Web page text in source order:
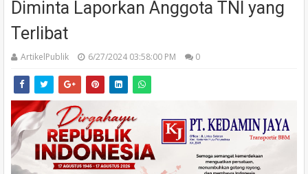
Diminta Laporkan Anggota TNI yang
Terlibat
ArtikelPublik 6/27/2024 03:58:00 PM 0